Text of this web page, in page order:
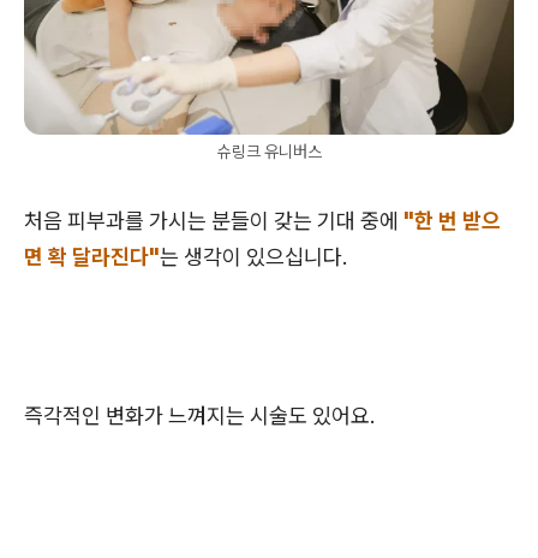
슈링크 유니버스
처음 피부과를 가시는 분들이 갖는 기대 중에 "한 번 받으
면 확 달라진다"는 생각이 있으십니다.
즉각적인 변화가 느껴지는 시술도 있어요.